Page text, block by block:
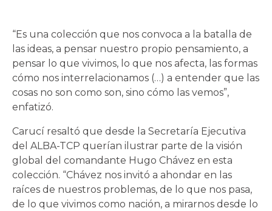
“Es una colección que nos convoca a la batalla de
las ideas, a pensar nuestro propio pensamiento, a
pensar lo que vivimos, lo que nos afecta, las formas
cómo nos interrelacionamos (…) a entender que las
cosas no son como son, sino cómo las vemos”,
enfatizó.
Carucí resaltó que desde la Secretaría Ejecutiva
del ALBA-TCP querían ilustrar parte de la visión
global del comandante Hugo Chávez en esta
colección. “Chávez nos invitó a ahondar en las
raíces de nuestros problemas, de lo que nos pasa,
de lo que vivimos como nación, a mirarnos desde lo